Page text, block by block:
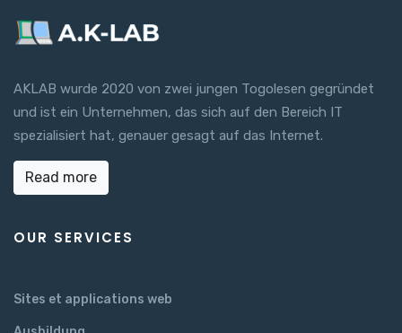
AKLAB wurde 2020 von zwei jungen Togolesen gegründet
und ist ein Unternehmen, das sich auf den Bereich IT
spezialisiert hat, genauer gesagt auf das Internet.
Read more
OUR SERVICES
Sites et applications web